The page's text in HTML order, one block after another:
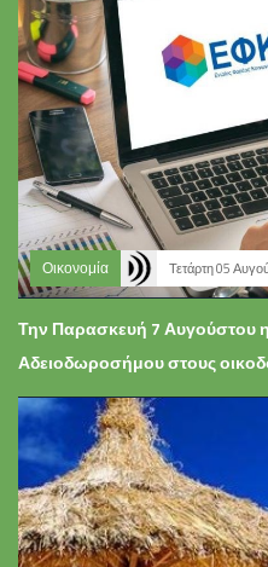
Οικονομία Τετάρτη 05
Την Παρασκευή 7 Αυγούστου
Αδειοδωροσήμου στους